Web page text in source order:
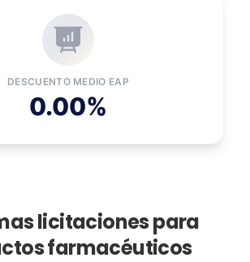
DESCUENTO MEDIO EAP
0.00%
licitaciones para
farmacéuticos